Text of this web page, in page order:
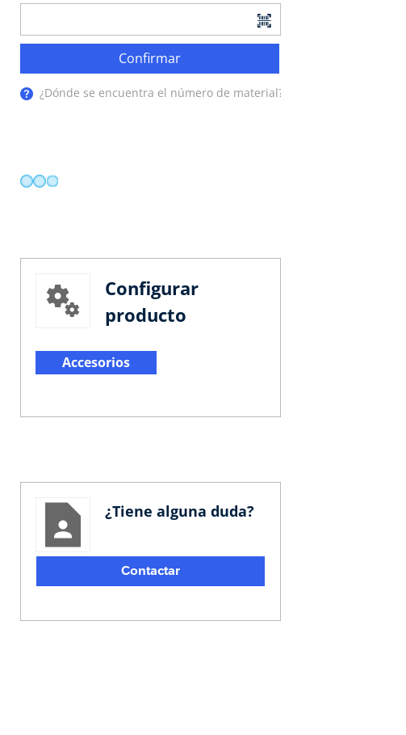
Confirmar
¿Dónde se encuentra el número de material?
Configurar
producto
Accesorios
¿Tiene alguna duda?
Contactar